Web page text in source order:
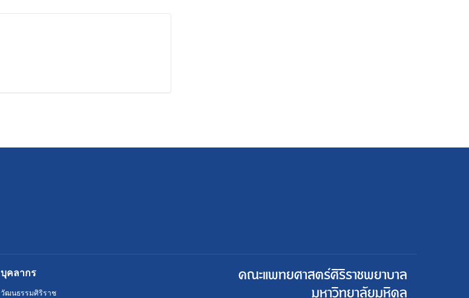
บุคลากร
วัฒนธรรมศิริราช
คณะแพทยศาสตร์ศิริราชพยาบาล
มหาวิทยาลัยมหิดล